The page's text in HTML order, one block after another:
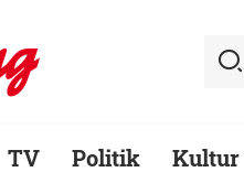
TV Politik Kultur